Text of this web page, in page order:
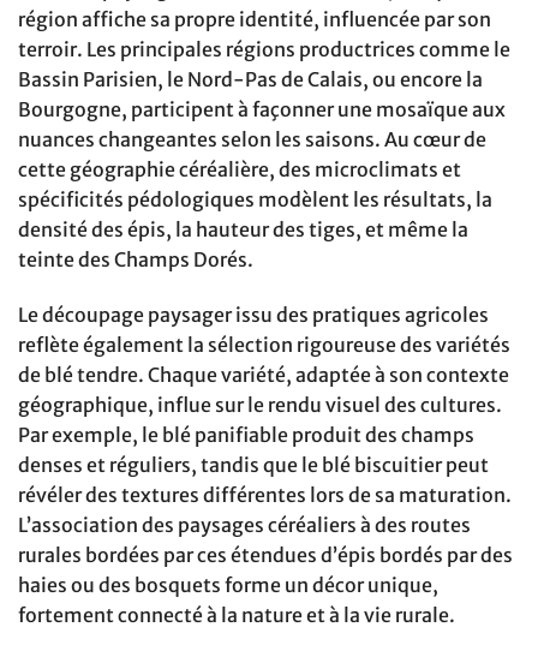
région affiche sa propre identité, influencée par son
terroir. Les principales régions productrices comme le
Bassin Parisien, le Nord-Pas de Calais, ou encore la
Bourgogne, participent à façonner une mosaïque aux
nuances changeantes selon les saisons. Au cœur de
cette géographie céréalière, des microclimats et
spécificités pédologiques modèlent les résultats, la
densité des épis, la hauteur des tiges, et même la
teinte des Champs Dorés.
Le découpage paysager issu des pratiques agricoles
reflète également la sélection rigoureuse des variétés
de blé tendre. Chaque variété, adaptée à son contexte
géographique, influe sur le rendu visuel des cultures.
Par exemple, le blé panifiable produit des champs
denses et réguliers, tandis que le blé biscuitier peut
révéler des textures différentes lors de sa maturation.
L’association des paysages céréaliers à des routes
rurales bordées par ces étendues d’épis bordés par des
haies ou des bosquets forme un décor unique,
fortement connecté à la nature et à la vie rurale.